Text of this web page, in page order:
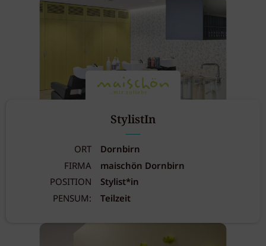
StylistIn
ORT
Dornbirn
FIRMA
maischön Dornbirn
POSITION
Stylist*in
PENSUM:
Teilzeit